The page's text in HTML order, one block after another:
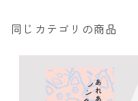
同じカテゴリの商品